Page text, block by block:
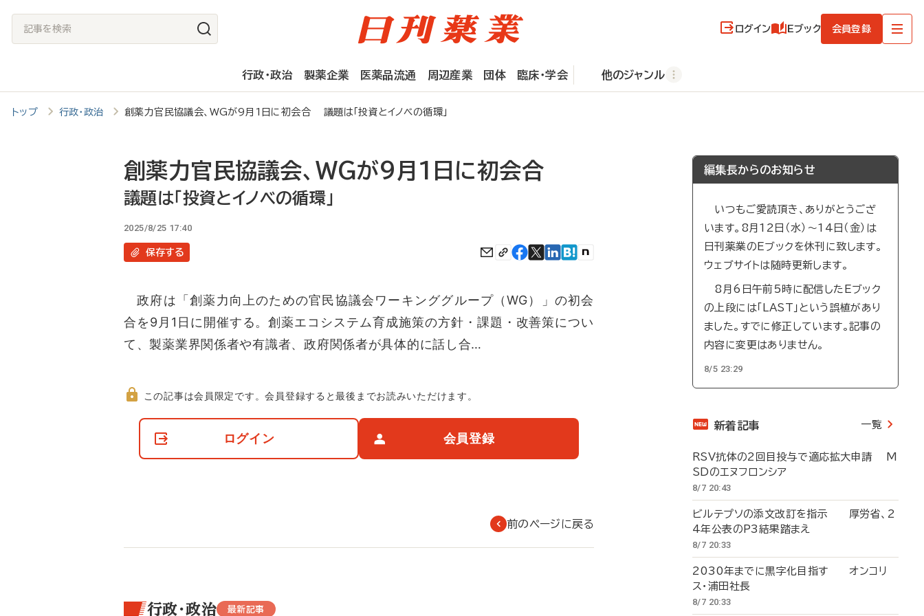
記
事
検
索
ログイン Eブック 会員登録
行政・政治 製薬企業 医薬品流通 周辺産業 団体 臨床・学会 他のジャンル
トップ 行政・政治 創薬力官民協議会、WGが9月1日に初会合 議題は「投資とイノベの循環」
創薬力官民協議会、WGが9月1日に初会合
議題は「投資とイノベの循環」
2025/8/25 17:40
保存する
政府は「創薬力向上のための官民協議会ワーキンググループ（WG）」の初会
合を9月1日に開催する。創薬エコシステム育成施策の方針・課題・改善策につい
て、製薬業界関係者や有識者、政府関係者が具体的に話し合…
て
この記事は会員限定です。会員登録すると最後までお読みいただけます。
ログイン 会員登録
前のページに戻る
行政・政治 最新記事
編集長からのお知らせ
いつもご愛読頂き、ありがとうござ
います。8月12日（水）～14日（金）は
日刊薬業のEブックを休刊に致します。
ウェブサイトは随時更新します。
8月6日午前5時に配信したEブック
の上段には「LAST」という誤植があり
ました。すでに修正しています。記事の
内容に変更はありません。
8/5 23:29
新着記事 一覧
RSV抗体の2回目投与で適応拡大申請 M
SDのエヌフロンシア
8/7 20:43
ビルテプソの添文改訂を指示 厚労省、2
4年公表のP3結果踏まえ
8/7 20:33
2030年までに黒字化目指す オンコリ
ス・浦田社長
8/7 20:33